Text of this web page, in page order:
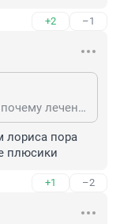
+2 –1
А что говорит ваш лечащий врач- почему лечение не помогает? Все какую- то лОрысу завете....
лориса пора
плюсики
+1 –2